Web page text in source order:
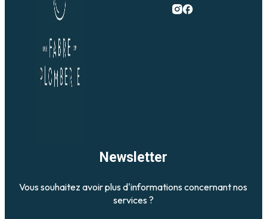
Newsletter
Vous souhaitez avoir plus d'informations concernant nos
services ?